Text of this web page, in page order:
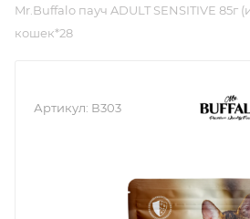
Mr.Buffalo пауч ADULT SENSITIVE 85г
кошек*28
Артикул: В303